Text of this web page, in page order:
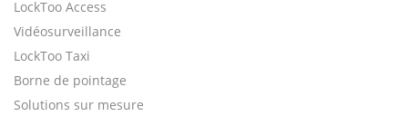
LockToo Access
Vidéosurveillance
LockToo Taxi
Borne de pointage
Solutions sur mesure